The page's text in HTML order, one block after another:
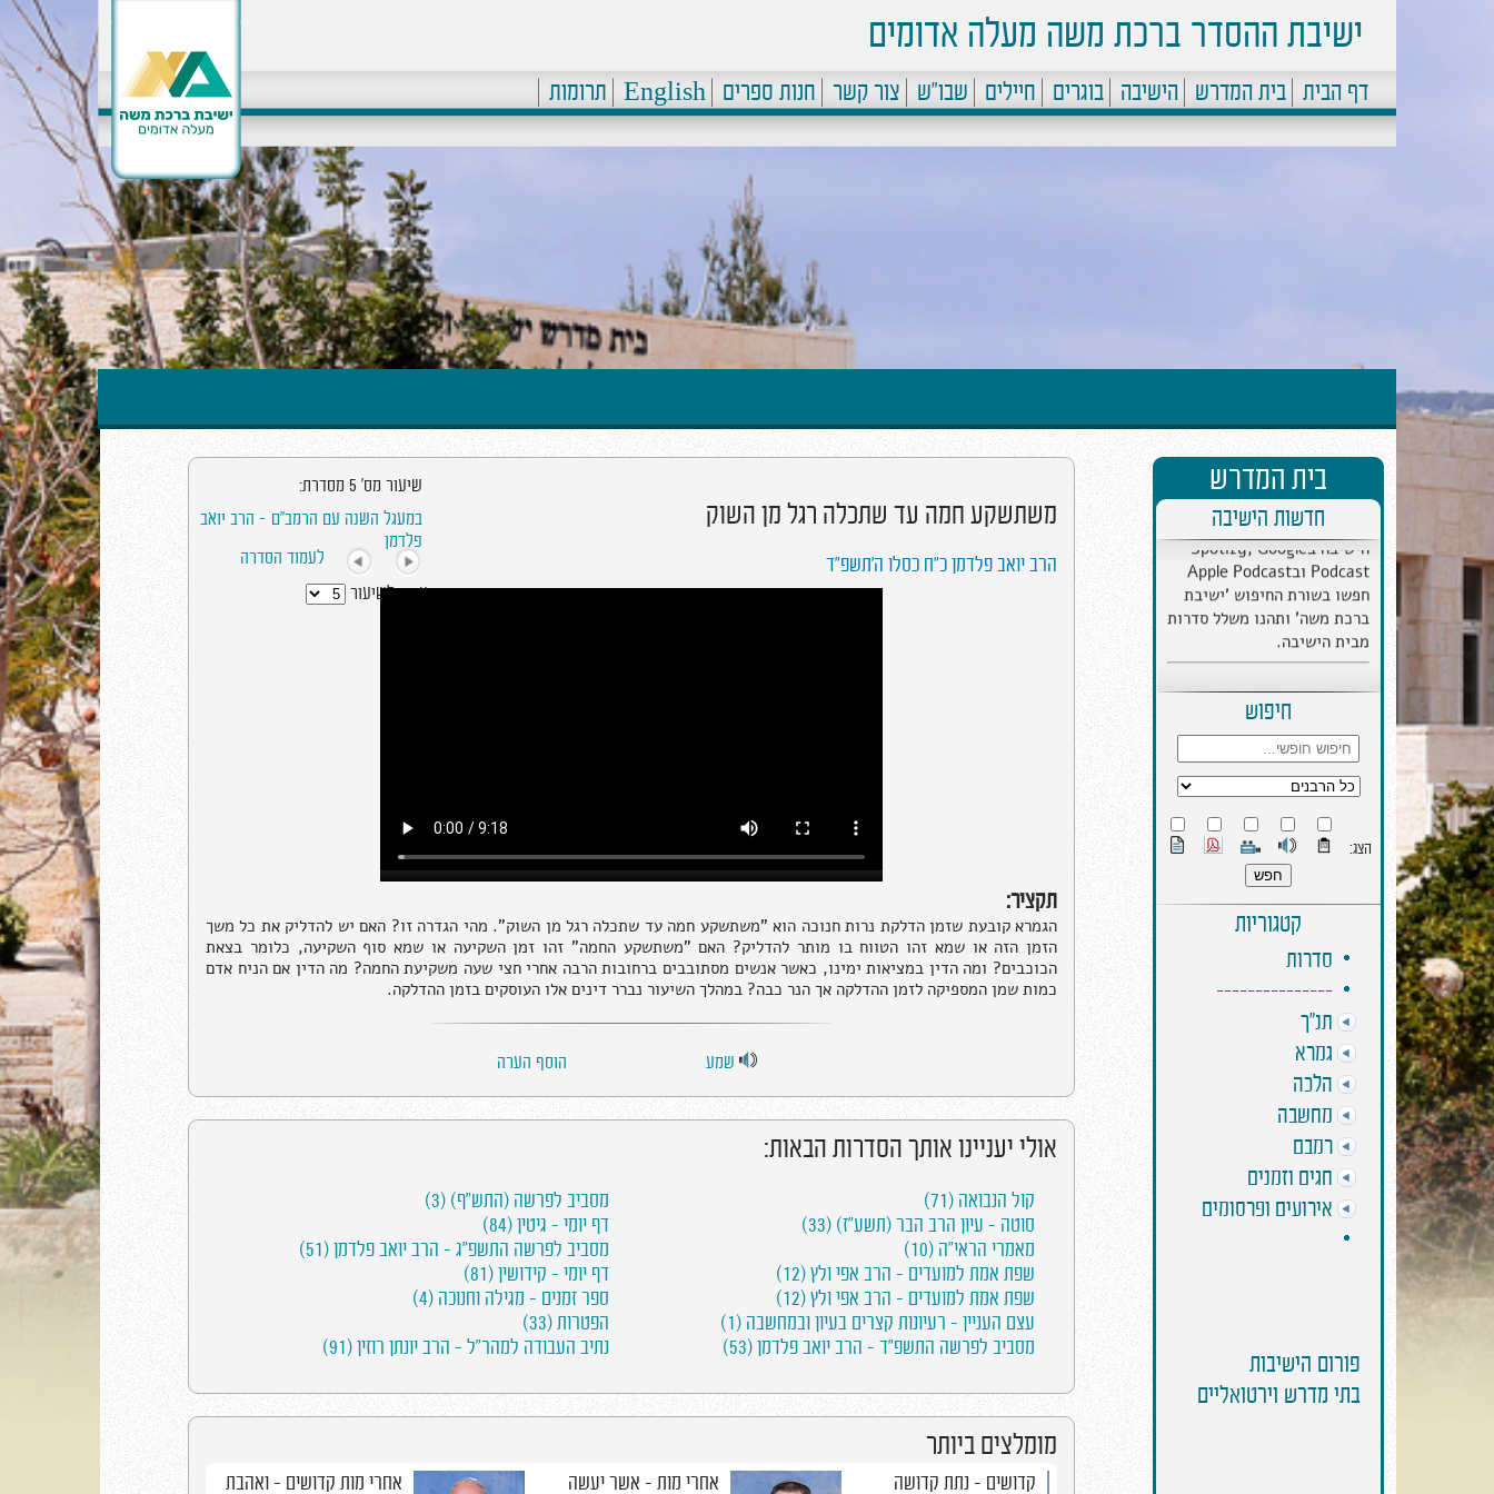
ישיבת ההסדר ברכת משה מעלה אדומים
דף הבית בית המדרש הישיבה בוגרים חיילים שבו"ש צור קשר חנות ספרים English תרומות
בית המדרש
חדשות הישיבה
ב''ה הישיבה התרחבה
לפלטפורמות נוספות - ערוץ
הישיבה בSpotify, Google
Podcast ובApple Podcast
חפשו בשורת החיפוש 'ישיבת
ברכת משה' ותהנו משלל סדרות
מבית הישיבה.
חיפוש
הצג:
קטגוריות
סדרות
---------------
תנ"ך
גמרא
הלכה
מחשבה
רמבם
חגים וזמנים
אירועים ופרסומים
פורום הישיבות
בתי מדרש וירטואליים
שיעור מס' 5 מסדרת:
במעגל השנה עם הרמב"ם - הרב יואב
פלדמן
לעמוד הסדרה
עבור לשיעור
משתשקע חמה עד שתכלה רגל מן השוק
הרב יואב פלדמן כ״ח כסלו ה׳תשפ״ד
תקציר:
הגמרא קובעת שזמן הדלקת נרות חנוכה הוא "משתשקע חמה עד שתכלה רגל מן השוק". מהי הגדרה זו? האם יש להדליק את כל משך
הזמן הזה או שמא זהו הטווח בו מותר להדליק? האם "משתשקע החמה" זהו זמן השקיעה או שמא סוף השקיעה, כלומר בצאת
הכוכבים? ומה הדין במציאות ימינו, כאשר אנשים מסתובבים ברחובות הרבה אחרי חצי שעה משקיעת החמה? מה הדין אם הניח אדם
כמות שמן המספיקה לזמן ההדלקה אך הנר כבה? במהלך השיעור נברר דינים אלו העוסקים בזמן ההדלקה.
שמע הוסף הערה
אולי יעניינו אותך הסדרות הבאות:
קול הנבואה (71)
סוטה - עיון הרב הבר (תשע"ז) (33)
מאמרי הראי"ה (10)
שפת אמת למועדים - הרב אפי ולץ (12)
שפת אמת למועדים - הרב אפי ולץ (12)
עצם העניין – רעיונות קצרים בעיון ובמחשבה (1)
מסביב לפרשה התשפ"ד - הרב יואב פלדמן (53)
מסביב לפרשה (התש"ף) (3)
דף יומי - גיטין (84)
מסביב לפרשה התשפ"ג - הרב יואב פלדמן (51)
דף יומי - קידושין (81)
ספר זמנים - מגילה וחנוכה (4)
הפטרות (33)
נתיב העבודה למהר"ל - הרב יונתן רוזין (91)
מומלצים ביותר
אחרי מות קדושים - ואהבת אחרי מות - אשר יעשה קדושים - נתת קדושה